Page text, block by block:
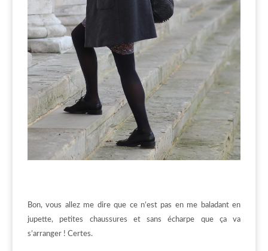
Bon, vous allez me dire que ce n’est pas en me baladant en
jupette, petites chaussures et sans écharpe que ça va
s’arranger ! Certes.